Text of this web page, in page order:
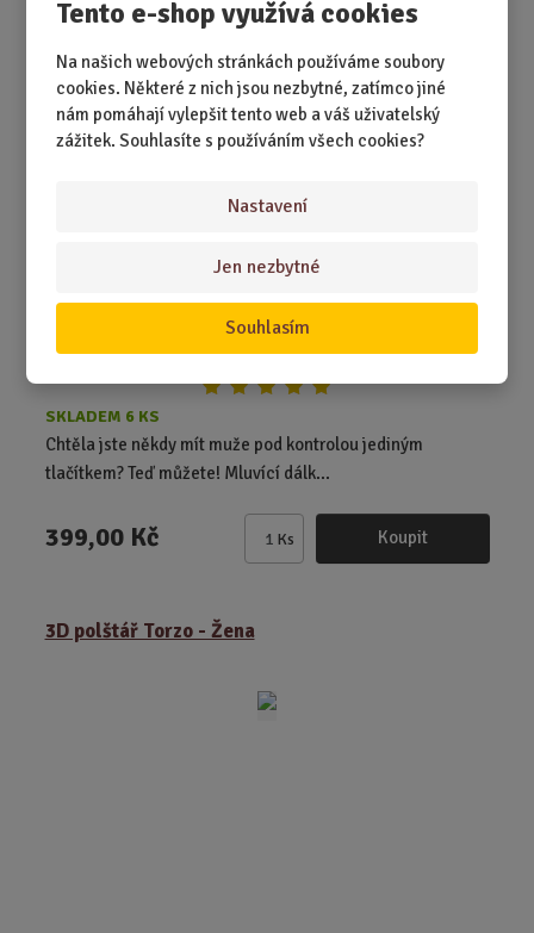
Tento e-shop využívá cookies
Na našich webových stránkách používáme soubory
cookies. Některé z nich jsou nezbytné, zatímco jiné
nám pomáhají vylepšit tento web a váš uživatelský
zážitek. Souhlasíte s používáním všech cookies?
Nastavení
Jen nezbytné
Souhlasím
m
t
č
t
Mluvící dálkový ovladač na muže
NEJPRODÁVANĚJŠÍ
SKLADEM 6 KS
Chtěla jste někdy mít muže pod kontrolou jediným
tlačítkem? Teď můžete! Mluvící dálk...
399,00 Kč
Z
p
Ks Koupit
3D polštář Torzo - Žena